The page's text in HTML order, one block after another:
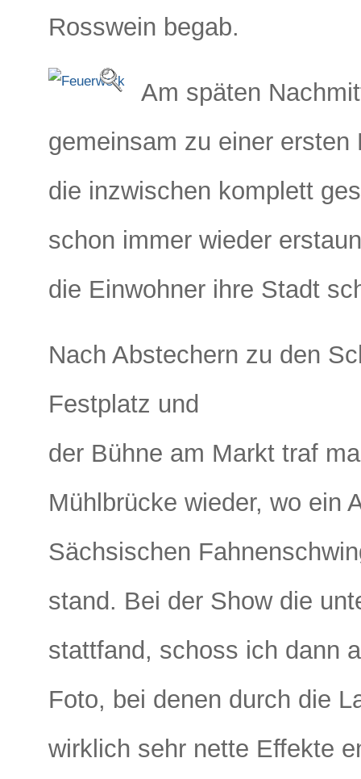
Rosswein begab.
Am späten
gemeinsam zu einer
die inzwischen komplett
schon immer wieder
die Einwohner ihre Stadt
Nach Abstechern zu den
Festplatz und
der Bühne am Markt traf
Mühlbrücke wieder, wo ein
Sächsischen
stand. Bei der Show die
stattfand, schoss ich dann
Foto, bei denen durch die
wirklich sehr nette Effekte